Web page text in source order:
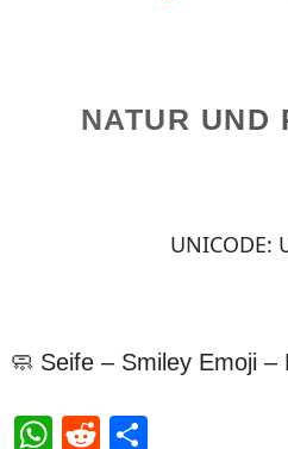
NATUR UND
UNICODE:
🧼 Seife – Smiley Emoji –
WhatsApp
Reddit
Teilen